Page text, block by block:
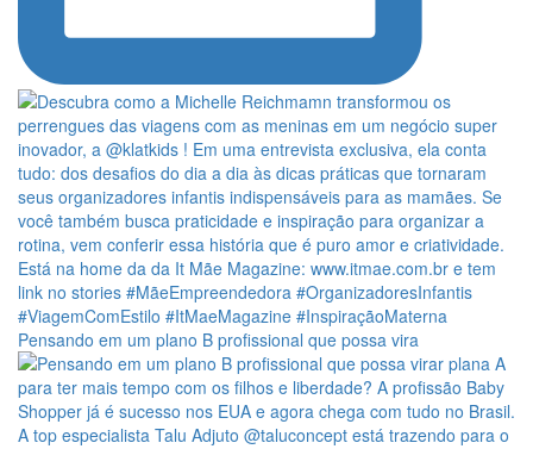
Pensando em um plano B profissional que possa vira